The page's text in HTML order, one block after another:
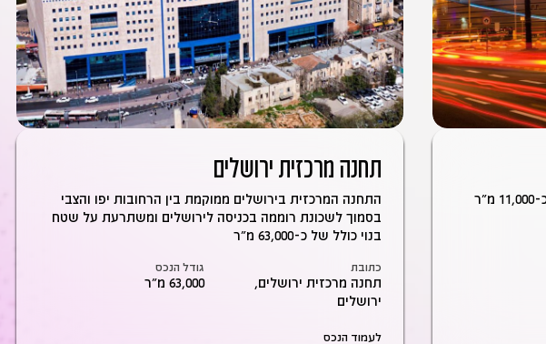
קניון אורות הפועל משנת 1995 מכיל שטח של כ-11,000 מ"ר
תחנה מרכזית ירושלים
התחנה המרכזית בירושלים ממוקמת בין הרחובות יפו והצבי
בסמוך לשכונת רוממה בכניסה לירושלים ומשתרעת על שטח
בנוי כולל של כ-63,000 מ"ר
כתובת
תחנה מרכזית ירושלים,
ירושלים
גודל הנכס
63,000 מ״ר
לעמוד הנכס